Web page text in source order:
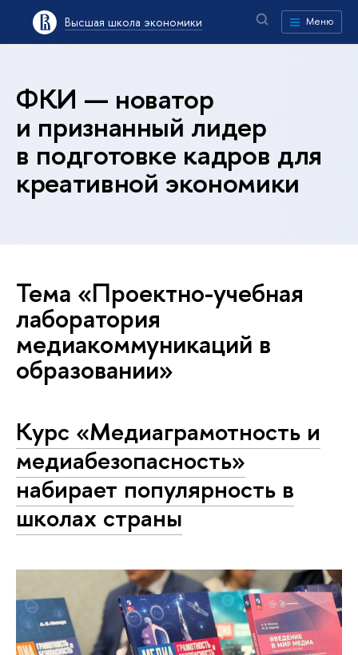
Высшая школа экономики Меню
ФКИ — новатор
и признанный лидер
в подготовке кадров для
креативной экономики
Тема «Проектно-учебная
лаборатория
медиакоммуникаций в
образовании»
Курс «Медиаграмотность и
медиабезопасность»
набирает популярность в
школах страны